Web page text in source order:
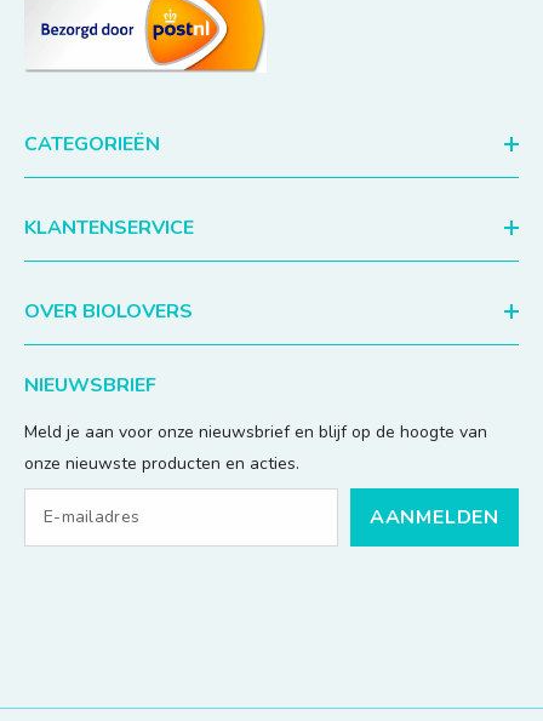
CATEGORIEËN
KLANTENSERVICE
OVER BIOLOVERS
NIEUWSBRIEF
Meld je aan voor onze nieuwsbrief en blijf op de hoogte van
onze nieuwste producten en acties.
AANMELDEN